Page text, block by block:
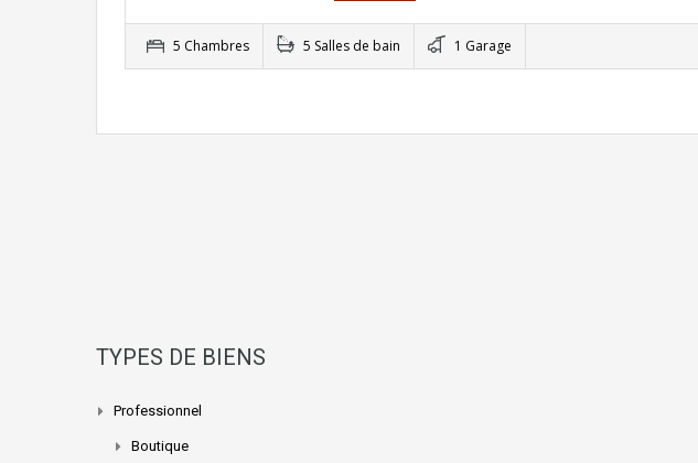
5 Chambres 5 Salles de bain 1 Garage
TYPES DE BIENS
Professionnel
Boutique